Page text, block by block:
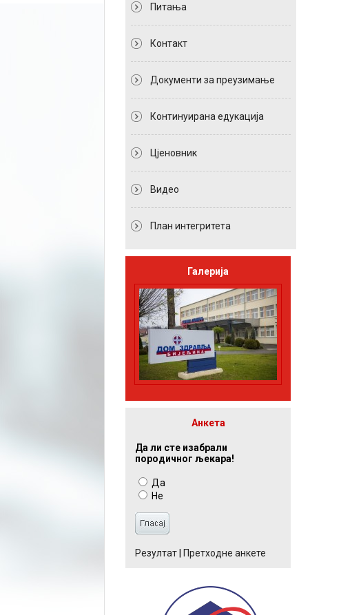
Питања
Контакт
Документи за преузимање
Континуирана едукација
Цјеновник
Видео
План интегритета
Галерија
Анкета
Да ли сте изабрали
породичног љекара!
Да
Не
Резултат Претходне анкете